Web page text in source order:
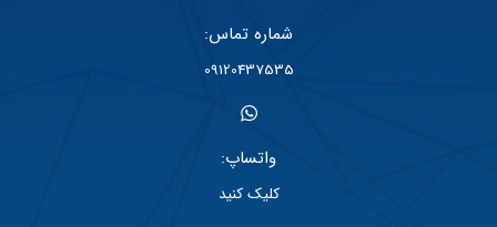
شماره تماس:
09120437535
واتساپ:
کلیک کنید